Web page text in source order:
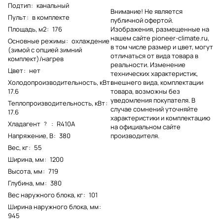
Подтип: канальный
Пульт: в комплекте
Площадь, м2: 176
Основные режимы: охлаждение
(зимой с опцией зимний
комплект)/нагрев
Цвет: нет
Холодопроизводительность, кВт:
17.6
Теплопроизводительность, кВт:
17.6
Хладагент ? : R410A
Напряжение, В: 380
Вес, кг: 55
Ширина, мм: 1200
Высота, мм: 719
Глубина, мм: 380
Вес наружного блока, кг: 101
Ширина наружного блока, мм:
945
Внимание! Не является
публичной офертой.
Изображения, размещенные на
нашем сайте pioneer-climate.ru,
в том числе размер и цвет, могут
отличаться от вида товара в
реальности. Изменение
технических характеристик,
внешнего вида, комплектации
товара, возможны без
уведомления покупателя. В
случае сомнений уточняйте
характеристики и комплектацию
на официальном сайте
производителя.